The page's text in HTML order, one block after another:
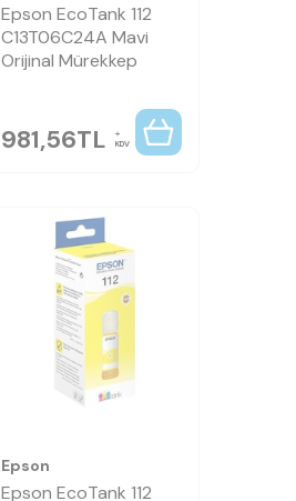
Epson EcoTank 112
C13T06C24A Mavi
Orijinal Mürekkep
981,56TL KDV
Epson
Epson EcoTank 112